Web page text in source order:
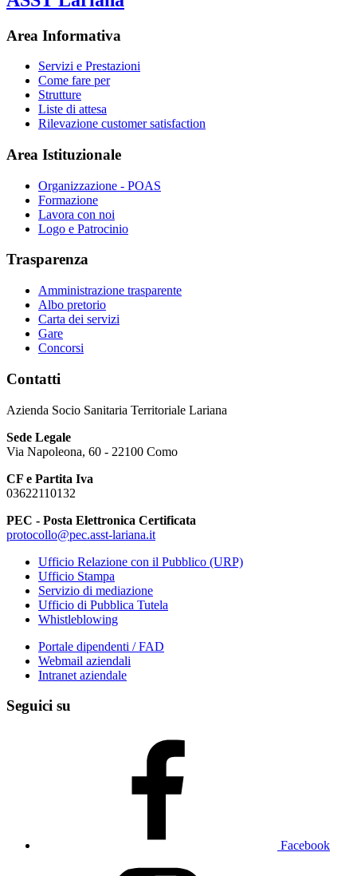
Area Informativa
Servizi e Prestazioni
Come fare per
Strutture
Liste di attesa
Rilevazione customer satisfaction
Area Istituzionale
Organizzazione - POAS
Formazione
Lavora con noi
Logo e Patrocinio
Trasparenza
Amministrazione trasparente
Albo pretorio
Carta dei servizi
Gare
Concorsi
Contatti
Azienda Socio Sanitaria Territoriale Lariana
Sede Legale
Via Napoleona, 60 - 22100 Como
CF e Partita Iva
03622110132
PEC - Posta Elettronica Certificata
protocollo@pec.asst-lariana.it
Ufficio Relazione con il Pubblico (URP)
Ufficio Stampa
Servizio di mediazione
Ufficio di Pubblica Tutela
Whistleblowing
Portale dipendenti / FAD
Webmail aziendali
Intranet aziendale
Seguici su
Facebook